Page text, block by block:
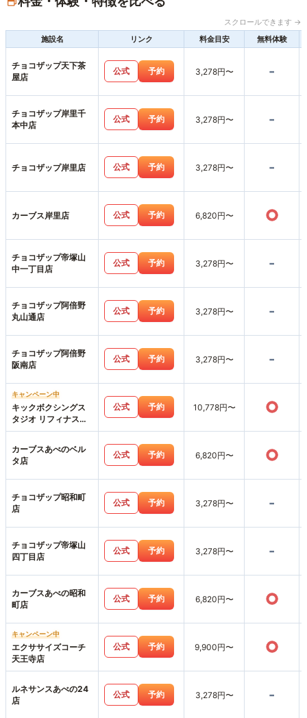
スクロールできます →
施設名
リンク 料金目安 無料体験
チョコザップ天下茶
屋店
公式 予約 3,278円〜 -
チョコザップ岸里千
本中店
公式 予約 3,278円〜 -
チョコザップ岸里店 公式 予約 3,278円〜 -
カーブス岸里店 公式 予約 6,820円〜 ○
チョコザップ帝塚山
中一丁目店
公式 予約 3,278円〜 -
チョコザップ阿倍野
丸山通店
公式 予約 3,278円〜 -
チョコザップ阿倍野
阪南店
公式 予約 3,278円〜 -
キャンペーン中
キックボクシングス
タジオ リフィナス天
王寺店
公式 予約 10,778円〜 ○
カーブスあべのベル
タ店
公式 予約 6,820円〜 ○
チョコザップ昭和町
店
公式 予約 3,278円〜 -
チョコザップ帝塚山
四丁目店
公式 予約 3,278円〜 -
カーブスあべの昭和
町店
公式 予約 6,820円〜 ○
キャンペーン中
エクササイズコーチ
天王寺店
公式 予約 9,900円〜 ○
ルネサンスあべの24
店
公式 予約 3,278円〜 -